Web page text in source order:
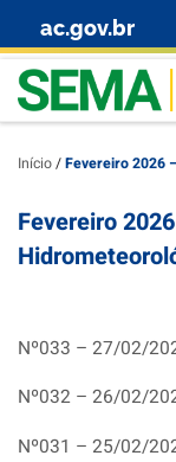
Skip to content
ac.gov.br
Início/Fevereiro 2026
Fevereiro
Nº033 – 27/02/
Nº032 – 26/02/
Nº031 – 25/02/